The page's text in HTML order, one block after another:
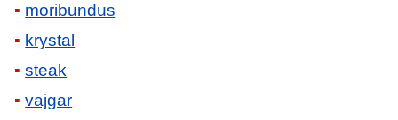
moribundus
krystal
steak
vajgar